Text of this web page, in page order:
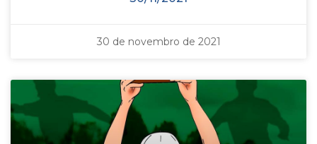
30 de novembro de 2021